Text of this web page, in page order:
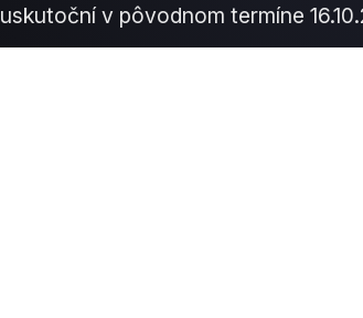
uskutoční v pôvodnom termíne